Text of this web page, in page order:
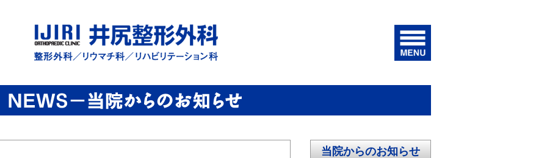
当院からのお知らせ